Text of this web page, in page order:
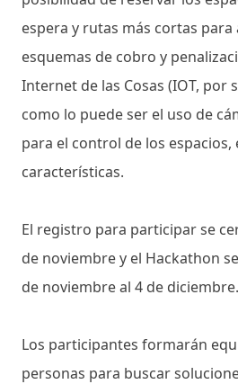
espera y rutas más cortas para
esquemas de cobro y
Internet de las Cosas (IOT, por
como lo puede ser el uso de
para el control de los
características.
El registro para participar se
de noviembre y el Hackathon
de noviembre al 4 de diciembre.
Los participantes formarán
personas para buscar